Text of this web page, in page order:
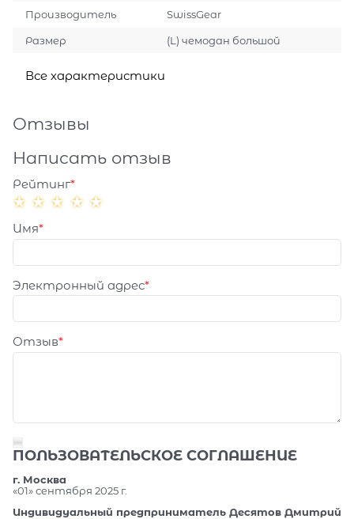
Производитель SwissGear
Размер (L) чемодан большой
Все характеристики
Отзывы
Написать отзыв
Рейтинг
Имя
Электронный адрес
Отзыв
ПОЛЬЗОВАТЕЛЬСКОЕ СОГЛАШЕНИЕ
г. Москва
«01» сентября 2025 г.
Индивидуальный предприниматель Десятов Дмитрий